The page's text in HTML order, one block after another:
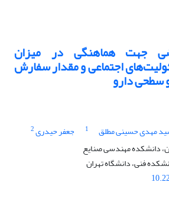
جهت هماهنگی در میزان
اجتماعی و مقدار سفارش
سطحی دارو
مهدی حسینی مطلق 1 جعفر حیدری2
دانشکده مهندسی صنایع
فنی، دانشگاه تهران